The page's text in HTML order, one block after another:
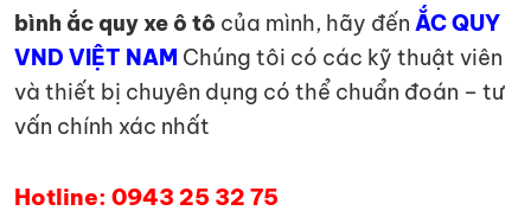
bình ắc quy xe ô tô của mình, hãy đến ẮC QUY
VND VIỆT NAM Chúng tôi có các kỹ thuật viên
và thiết bị chuyên dụng có thể chuẩn đoán – tư
vấn chính xác nhất
Hotline: 0943 25 32 75